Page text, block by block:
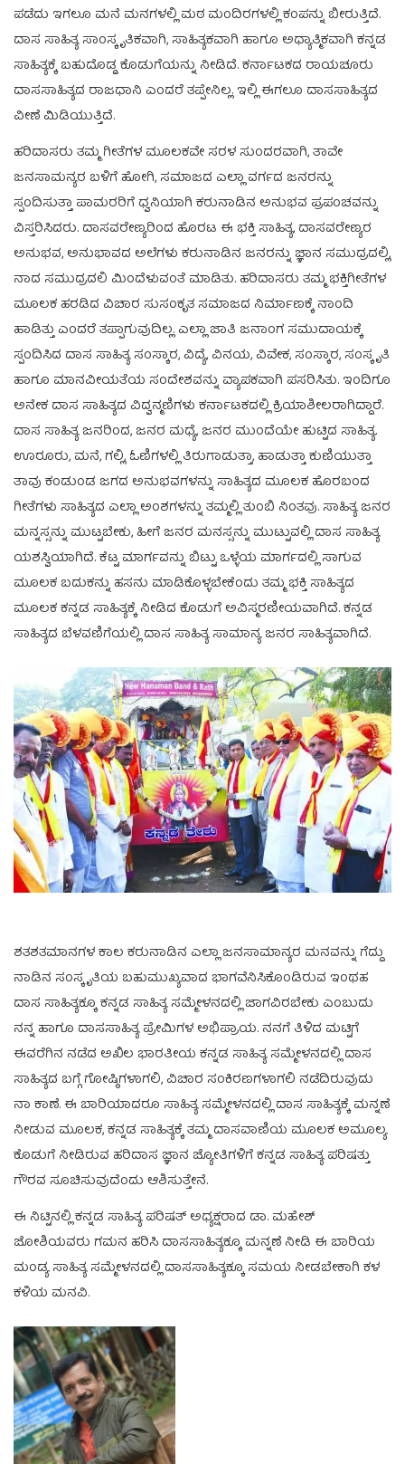
ಪಡೆದು ಇಗಲೂ ಮನೆ ಮನಗಳಲ್ಲಿ ಮಠ ಮಂದಿರಗಳಲ್ಲಿ ಕಂಪನ್ನು ಬೀರುತ್ತಿದೆ.
ದಾಸ ಸಾಹಿತ್ಯ ಸಾಂಸ್ಕೃತಿಕವಾಗಿ, ಸಾಹಿತ್ಯಕವಾಗಿ ಹಾಗೂ ಅಧ್ಯಾತ್ಮಿಕವಾಗಿ ಕನ್ನಡ
ಸಾಹಿತ್ಯಕ್ಕೆ ಬಹುದೊಡ್ಡ ಕೊಡುಗೆಯನ್ನು ನೀಡಿದೆ. ಕರ್ನಾಟಕದ ರಾಯಚೂರು
ದಾಸಸಾಹಿತ್ಯದ ರಾಜಧಾನಿ ಎಂದರೆ ತಪ್ಪೇನಿಲ್ಲ. ಇಲ್ಲಿ ಈಗಲೂ ದಾಸಸಾಹಿತ್ಯದ
ವೀಣೆ ಮಿಡಿಯುತ್ತಿದೆ.
ಹರಿದಾಸರು ತಮ್ಮ ಗೀತೆಗಳ ಮೂಲಕವೇ ಸರಳ ಸುಂದರವಾಗಿ, ತಾವೇ
ಜನಸಾಮನ್ಯರ ಬಳಿಗೆ ಹೋಗಿ, ಸಮಾಜದ ಎಲ್ಲಾ ವರ್ಗದ ಜನರನ್ನು
ಸ್ಪಂದಿಸುತ್ತಾ ಪಾಮರರಿಗೆ ಧ್ವನಿಯಾಗಿ ಕರುನಾಡಿನ ಅನುಭವ ಪ್ರಪಂಚವನ್ನು
ವಿಸ್ತರಿಸಿದರು. ದಾಸವರೇಣ್ಯರಿಂದ ಹೊರಟ ಈ ಭಕ್ತಿ ಸಾಹಿತ್ಯ, ದಾಸವರೇಣ್ಯರ
ಅನುಭವ, ಅನುಭಾವದ ಅಲೆಗಳು ಕರುನಾಡಿನ ಜನರನ್ನು ಜ್ಞಾನ ಸಮುದ್ರದಲ್ಲಿ,
ನಾದ ಸಮುದ್ರದಲಿ ಮಿಂದೆಳುವಂತೆ ಮಾಡಿತು. ಹರಿದಾಸರು ತಮ್ಮ ಭಕ್ತಿಗೀತೆಗಳ
ಮೂಲಕ ಹರಡಿದ ವಿಚಾರ ಸುಸಂಕೃತ ಸಮಾಜದ ನಿರ್ಮಾಣಕ್ಕೆ ನಾಂದಿ
ಹಾಡಿತ್ತು ಎಂದರೆ ತಪ್ಪಾಗುವುದಿಲ್ಲ. ಎಲ್ಲಾ ಜಾತಿ ಜನಾಂಗ ಸಮುದಾಯಕ್ಕೆ
ಸ್ಪಂದಿಸಿದ ದಾಸ ಸಾಹಿತ್ಯ ಸಂಸ್ಕಾರ, ವಿದ್ಯೆ, ವಿನಯ, ವಿವೇಕ, ಸಂಸ್ಕಾರ, ಸಂಸ್ಕೃತಿ
ಹಾಗೂ ಮಾನವೀಯತೆಯ ಸಂದೇಶವನ್ನು ವ್ಯಾಪಕವಾಗಿ ಪಸರಿಸಿತು. ಇಂದಿಗೂ
ಅನೇಕ ದಾಸ ಸಾಹಿತ್ಯದ ವಿದ್ವನ್ಮಣಿಗಳು ಕರ್ನಾಟಕದಲ್ಲಿ ಕ್ರಿಯಾಶೀಲರಾಗಿದ್ದಾರೆ.
ದಾಸ ಸಾಹಿತ್ಯ ಜನರಿಂದ, ಜನರ ಮಧ್ಯೆ, ಜನರ ಮುಂದೆಯೇ ಹುಟ್ಟಿದ ಸಾಹಿತ್ಯ.
ಊರೂರು, ಮನೆ, ಗಲ್ಲಿ, ಓಣಿಗಳಲ್ಲಿ ತಿರುಗಾಡುತ್ತಾ, ಹಾಡುತ್ತಾ ಕುಣಿಯುತ್ತಾ
ತಾವು ಕಂಡುಂಡ ಜಗದ ಅನುಭವಗಳನ್ನು ಸಾಹಿತ್ಯದ ಮೂಲಕ ಹೊರಬಂದ
ಗೀತೆಗಳು ಸಾಹಿತ್ಯದ ಎಲ್ಲಾ ಅಂಶಗಳನ್ನು ತಮ್ಮಲ್ಲಿ ತುಂಬಿ ನಿಂತವು. ಸಾಹಿತ್ಯ ಜನರ
ಮನ್ನಸ್ಸನ್ನು ಮುಟ್ಟಬೇಕು, ಹೀಗೆ ಜನರ ಮನಸ್ಸನ್ನು ಮುಟ್ಟುವಲ್ಲಿ ದಾಸ ಸಾಹಿತ್ಯ
ಯಶಸ್ವಿಯಾಗಿದೆ. ಕೆಟ್ಟ ಮಾರ್ಗವನ್ನು ಬಿಟ್ಟು ಒಳ್ಳೆಯ ಮಾರ್ಗದಲ್ಲಿ ಸಾಗುವ
ಮೂಲಕ ಬದುಕನ್ನು ಹಸನು ಮಾಡಿಕೊಳ್ಳಬೇಕೆಂದು ತಮ್ಮ ಭಕ್ತಿ ಸಾಹಿತ್ಯದ
ಮೂಲಕ ಕನ್ನಡ ಸಾಹಿತ್ಯಕ್ಕೆ ನೀಡಿದ ಕೊಡುಗೆ ಅವಿಸ್ಮರಣೀಯವಾಗಿದೆ. ಕನ್ನಡ
ಸಾಹಿತ್ಯದ ಬೆಳವಣಿಗೆಯಲ್ಲಿ ದಾಸ ಸಾಹಿತ್ಯ ಸಾಮಾನ್ಯ ಜನರ ಸಾಹಿತ್ಯವಾಗಿದೆ.
ಶತಶತಮಾನಗಳ ಕಾಲ ಕರುನಾಡಿನ ಎಲ್ಲಾ ಜನಸಾಮಾನ್ಯರ ಮನವನ್ನು ಗೆದ್ದು
ನಾಡಿನ ಸಂಸ್ಕೃತಿಯ ಬಹುಮುಖ್ಯವಾದ ಭಾಗವೆನಿಸಿಕೊಂಡಿರುವ ಇಂಥಹ
ದಾಸ ಸಾಹಿತ್ಯಕ್ಕೂ ಕನ್ನಡ ಸಾಹಿತ್ಯ ಸಮ್ಮೇಳನದಲ್ಲಿ ಜಾಗವಿರಬೇಕು ಎಂಬುದು
ನನ್ನ ಹಾಗೂ ದಾಸಸಾಹಿತ್ಯ ಪ್ರೇಮಿಗಳ ಅಭಿಪ್ರಾಯ. ನನಗೆ ತಿಳಿದ ಮಟ್ಟಿಗೆ
ಈವರೆಗಿನ ನಡೆದ ಅಖಿಲ ಭಾರತೀಯ ಕನ್ನಡ ಸಾಹಿತ್ಯ ಸಮ್ಮೇಳನದಲ್ಲಿ ದಾಸ
ಸಾಹಿತ್ಯದ ಬಗ್ಗೆ ಗೋಷ್ಠಿಗಳಾಗಲಿ, ವಿಚಾರ ಸಂಕಿರಣಗಳಾಗಲಿ ನಡೆದಿರುವುದು
ನಾ ಕಾಣೆ. ಈ ಬಾರಿಯಾದರೂ ಸಾಹಿತ್ಯ ಸಮ್ಮೇಳನದಲ್ಲಿ ದಾಸ ಸಾಹಿತ್ಯಕ್ಕೆ ಮನ್ನಣೆ
ನೀಡುವ ಮೂಲಕ, ಕನ್ನಡ ಸಾಹಿತ್ಯಕ್ಕೆ ತಮ್ಮ ದಾಸವಾಣಿಯ ಮೂಲಕ ಅಮೂಲ್ಯ
ಕೊಡುಗೆ ನೀಡಿರುವ ಹರಿದಾಸ ಜ್ಞಾನ ಜ್ಯೋತಿಗಳಿಗೆ ಕನ್ನಡ ಸಾಹಿತ್ಯ ಪರಿಷತ್ತು
ಗೌರವ ಸೂಚಿಸುವುದೆಂದು ಆಶಿಸುತ್ತೇನೆ.
ಈ ನಿಟ್ಟಿನಲ್ಲಿ ಕನ್ನಡ ಸಾಹಿತ್ಯ ಪರಿಷತ್ ಅಧ್ಯಕ್ಷರಾದ ಡಾ. ಮಹೇಶ್
ಜೋಶಿಯವರು ಗಮನ ಹರಿಸಿ ದಾಸಸಾಹಿತ್ಯಕ್ಕೂ ಮನ್ನಣೆ ನೀಡಿ ಈ ಬಾರಿಯ
ಮಂಡ್ಯ ಸಾಹಿತ್ಯ ಸಮ್ಮೇಳನದಲ್ಲಿ ದಾಸಸಾಹಿತ್ಯಕ್ಕೂ ಸಮಯ ನೀಡಬೇಕಾಗಿ ಕಳ
ಕಳಿಯ ಮನವಿ.